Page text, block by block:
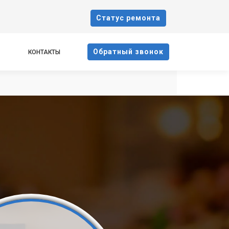
Cтатус ремонта
КОНТАКТЫ Oбратный звонок